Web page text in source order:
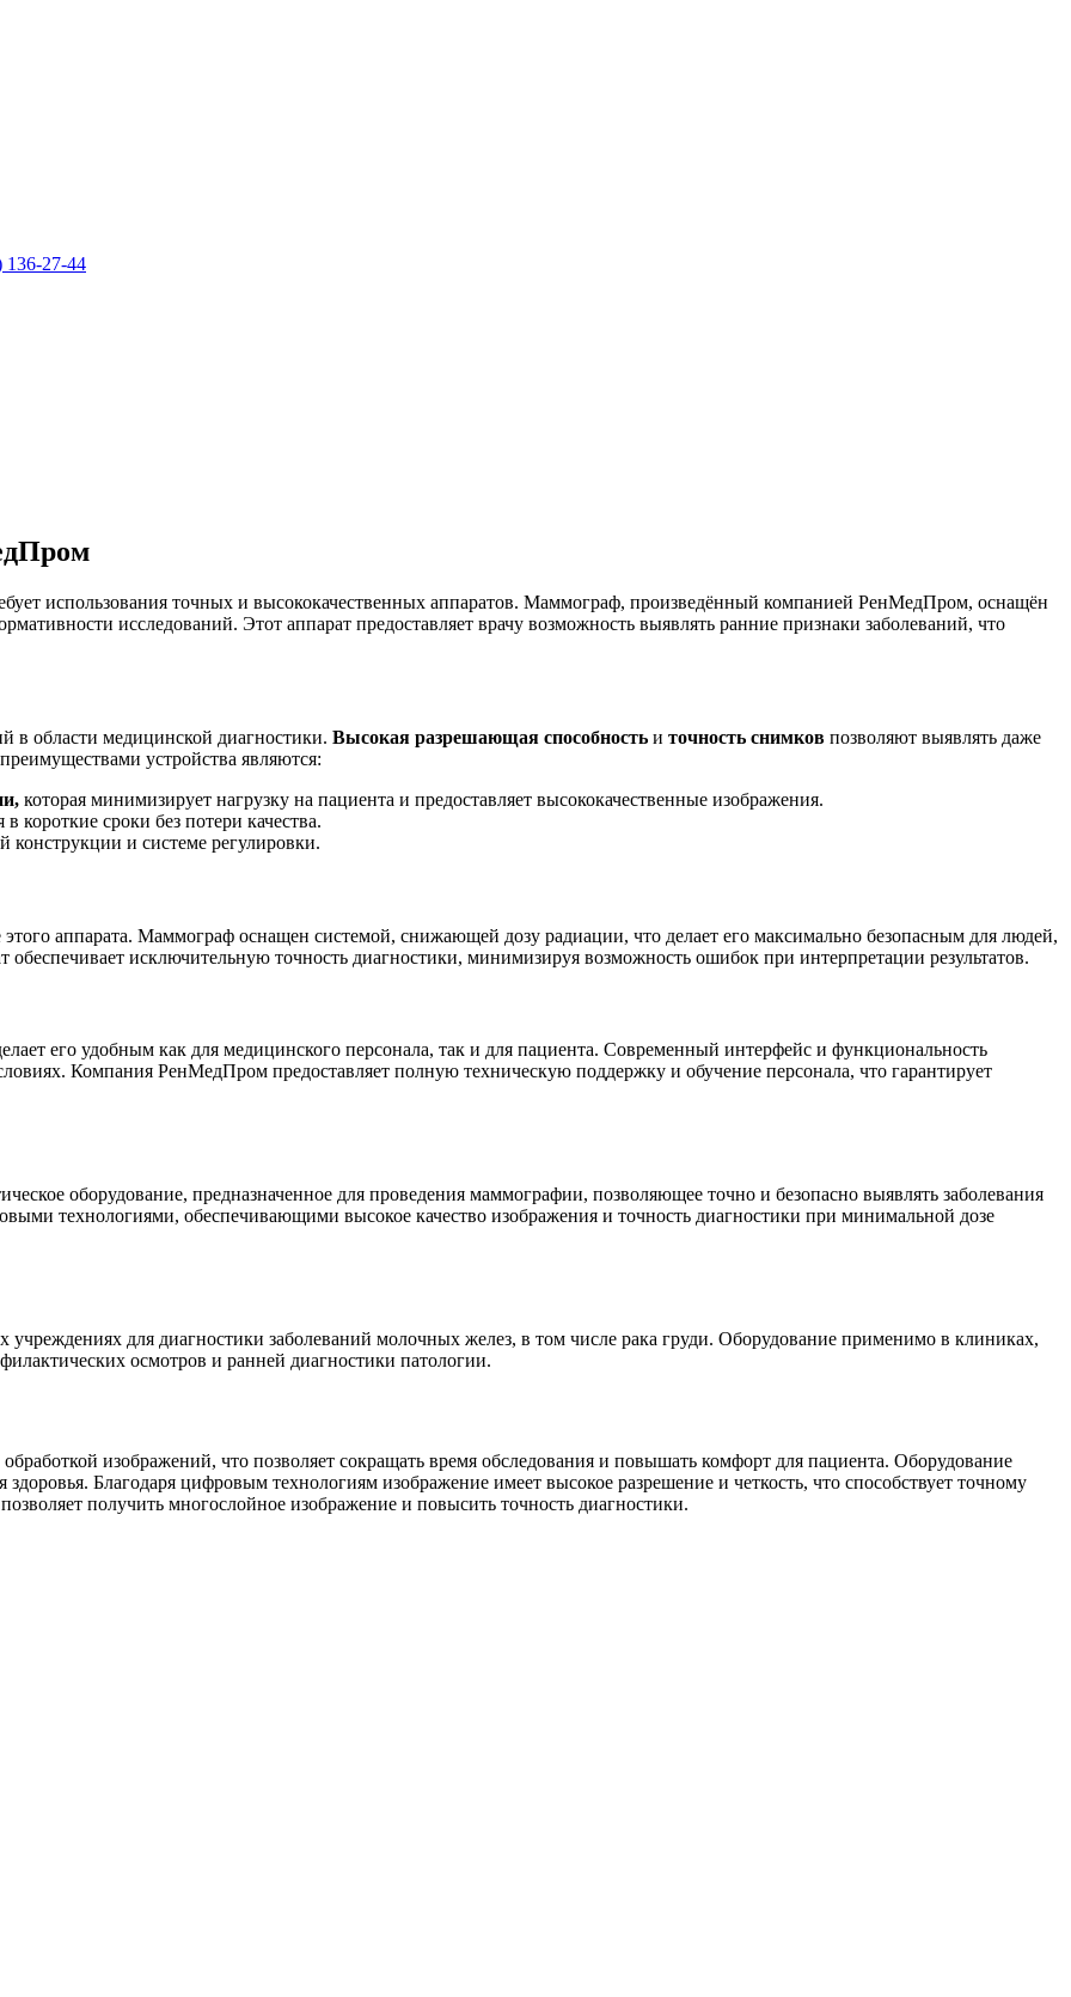
136-27-44
использования точных и высококачественных аппаратов. Маммограф, произведённый компанией РенМедПром, оснащён
исследований. Этот аппарат предоставляет врачу возможность выявлять ранние признаки заболеваний, что
в области медицинской диагностики. Высокая разрешающая способность и точность снимков позволяют выявлять даже
устройства являются:
которая минимизирует нагрузку на пациента и предоставляет высококачественные изображения.
короткие сроки без потери качества.
конструкции и системе регулировки.
аппарата. Маммограф оснащен системой, снижающей дозу радиации, что делает его максимально безопасным для людей,
исключительную точность диагностики, минимизируя возможность ошибок при интерпретации результатов.
его удобным как для медицинского персонала, так и для пациента. Современный интерфейс и функциональность
Компания РенМедПром предоставляет полную техническую поддержку и обучение персонала, что гарантирует
оборудование, предназначенное для проведения маммографии, позволяющее точно и безопасно выявлять заболевания
технологиями, обеспечивающими высокое качество изображения и точность диагностики при минимальной дозе
для диагностики заболеваний молочных желез, в том числе рака груди. Оборудование применимо в клиниках,
осмотров и ранней диагностики патологии.
изображений, что позволяет сокращать время обследования и повышать комфорт для пациента. Оборудование
здоровья. Благодаря цифровым технологиям изображение имеет высокое разрешение и четкость, что способствует точному
получить многослойное изображение и повысить точность диагностики.